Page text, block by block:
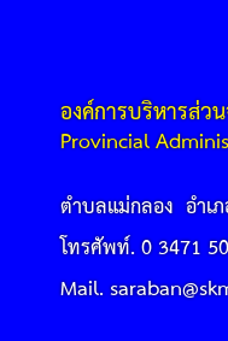
องค์การบริหารส่ว
Provincial
ตำบลแม่กลอง อำเ
โทรศัพท์. 0 3471
Mail.